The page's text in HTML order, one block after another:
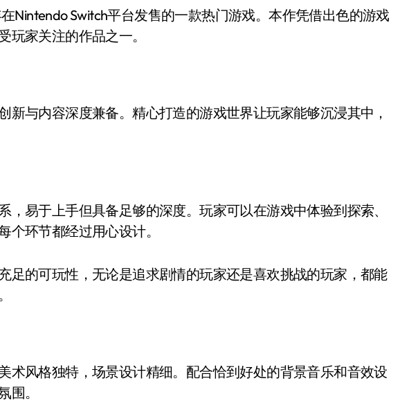
Nintendo Switch平台发售的一款热门游戏。本作凭借出色的游戏
玩家关注的作品之一。
新与内容深度兼备。精心打造的游戏世界让玩家能够沉浸其中，
，易于上手但具备足够的深度。玩家可以在游戏中体验到探索、
个环节都经过用心设计。
足的可玩性，无论是追求剧情的玩家还是喜欢挑战的玩家，都能
术风格独特，场景设计精细。配合恰到好处的背景音乐和音效设
围。